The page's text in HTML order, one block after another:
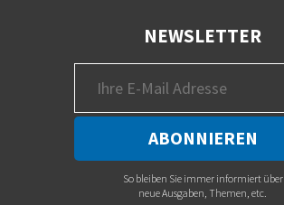
NEWSLETTER
So bleiben Sie immer informiert über
neue Ausgaben, Themen, etc.